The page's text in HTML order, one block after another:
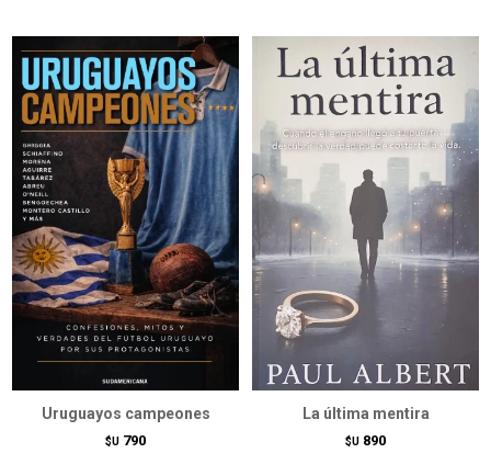
Uruguayos campeones
$U 790
La última mentira
$U 890